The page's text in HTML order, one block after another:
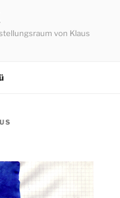
von Klaus